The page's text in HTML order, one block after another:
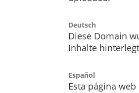
Deutsch
Diese Domain
Inhalte
Español
Esta página